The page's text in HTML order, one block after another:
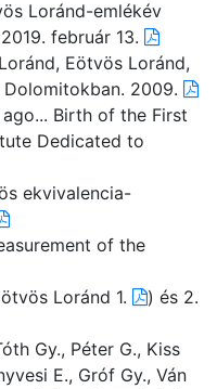
Loránd-emlékév
február 13.
Eötvös Loránd,
2009.
Birth of the First
Dedicated to
ekvivalencia-
of the
Loránd 1.
) és 2.
Gy., Péter G., Kiss
E., Gróf Gy., Ván